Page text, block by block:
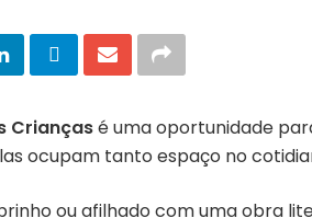
Criançasé uma oportunidade
ocupam tanto espaço no
ou afilhado com uma obra